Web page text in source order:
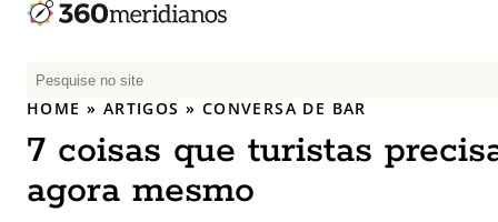
P
e
q
u
i
HOME » ARTIGOS » CONVERSA DE BAR
7 coisas que turistas
agora mesmo